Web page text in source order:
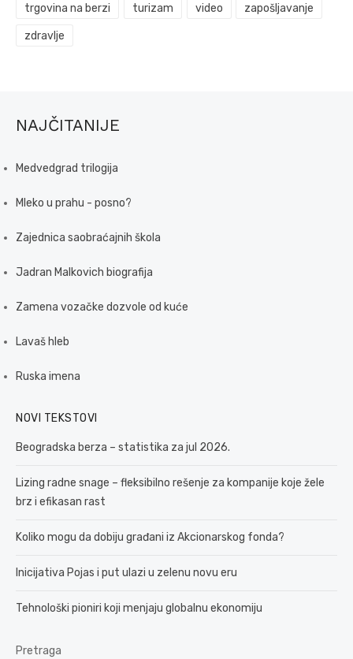
trgovina na berzi turizam video zapošljavanje
zdravlje
NAJČITANIJE
Medvedgrad trilogija
Mleko u prahu - posno?
Zajednica saobraćajnih škola
Jadran Malkovich biografija
Zamena vozačke dozvole od kuće
Lavaš hleb
Ruska imena
NOVI TEKSTOVI
Beogradska berza – statistika za jul 2026.
Lizing radne snage – fleksibilno rešenje za kompanije koje žele
brz i efikasan rast
Koliko mogu da dobiju građani iz Akcionarskog fonda?
Inicijativa Pojas i put ulazi u zelenu novu eru
Tehnološki pioniri koji menjaju globalnu ekonomiju
Pretraga